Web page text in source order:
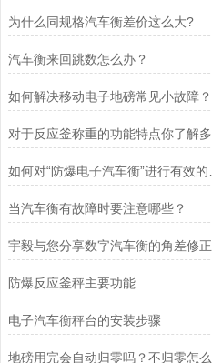
为什么同规格汽车衡差价这么大?
汽车衡来回跳数怎么办？
如何解决移动电子地磅常见小故障？
当汽车衡有故障时要注意哪些？
宇毅与您分享数字汽车衡的角差修正
防爆反应釜秤主要功能
电子汽车衡秤台的安装步骤